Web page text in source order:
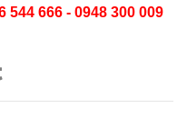
544 666 - 0948 300 009